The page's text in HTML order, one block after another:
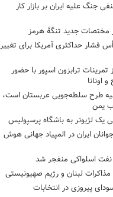
جنگ علیه ایران بر بازار کار
مختصات جدید تنگۀ هرمز
فشار حداکثری آمریکا برای تغییر
تمرینات ترابزون اسپور با حضور
اونانا
طرح سلطه‌جویی عربستان است،
یمن
یک لژیونر به باشگاه پرسپولیس
ایران در المپیاد جهانی هوش
نفت اسلواکی منفجر شد
لبنان و رژیم صهیونیستی
پیروزی در انتخابات